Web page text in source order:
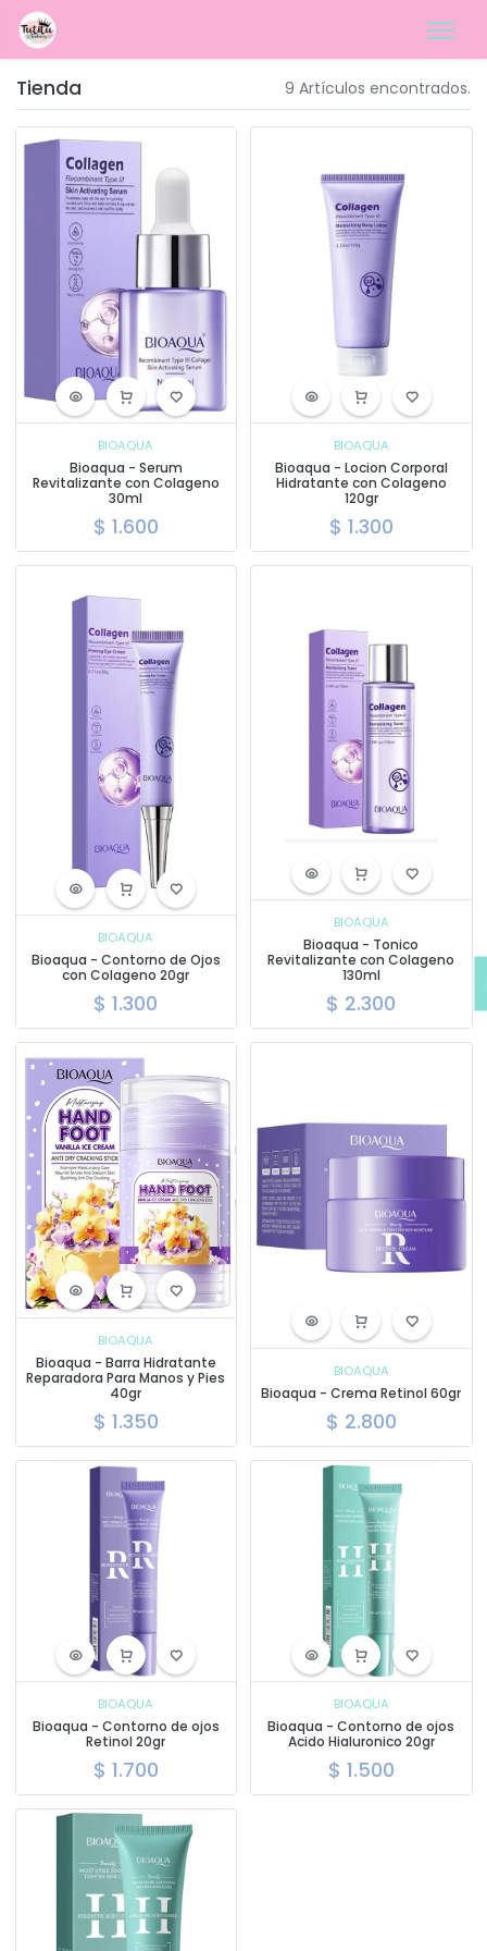
Tienda 9 Artículos encontrados.
BIOAQUA
Bioaqua - Serum
Revitalizante con Colageno
30ml
$ 1.600
BIOAQUA
Bioaqua - Locion Corporal
Hidratante con Colageno
120gr
$ 1.300
BIOAQUA
Bioaqua - Contorno de Ojos
con Colageno 20gr
$1.300
BIOAQUA
Bioaqua - Tonico
Revitalizante con Colageno
130ml
$ 2.300
BIOAQUA
Bioaqua - Barra Hidratante
Reparadora Para Manos y Pies
40gr
$ 1.350
BIOAQUA
Bioaqua - Crema Retinol 60gr
$ 2.800
BIOAQUA
Bioaqua - Contorno de ojos
Retinol 20gr
$ 1.700
BIOAQUA
Bioaqua - Contorno de ojos
Acido Hialuronico 20gr
$ 1.500